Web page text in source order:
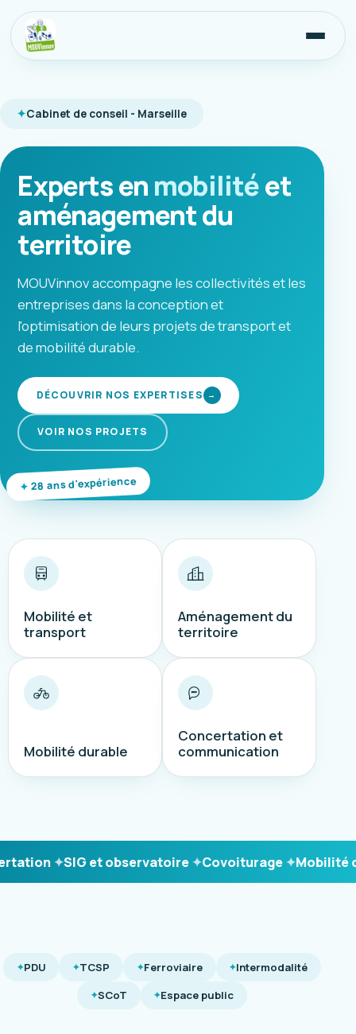
Cabinet de conseil - Marseille
Experts enmobilitéet
aménagement du
territoire
MOUVinnov accompagne les collectivités et les
entreprises dans la conception et
l'optimisation de leurs projets de transport et
de mobilité durable.
DÉCOUVRIR NOS EXPERTISES →
VOIR NOS PROJETS
28 ans d'expérience
Mobilité et
transport
Aménagement du
territoire
Mobilité durable
Concertation et
communication
SIG et observatoire Covoiturage Mobilité
PDU TCSP Ferroviaire
Intermodalité
SCoT
Espace public